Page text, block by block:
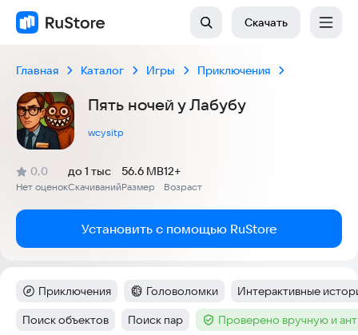
Скачать
Главная Каталог Игры Приключения
Пять ночей у Лабубу
wcysitp
Рейтинг:
0,0
(
Нет оценок
)
Скачиваний
до 1 тыс
Размер
56.6 MB
Возраст
12+
Установить с помощью RuStore
Категория:
Приключения Категория:
Головоломки Тег:
Интерактивные
Тег:
Поиск объектов Тег:
Поиск пар Тег :Проверено вручную и